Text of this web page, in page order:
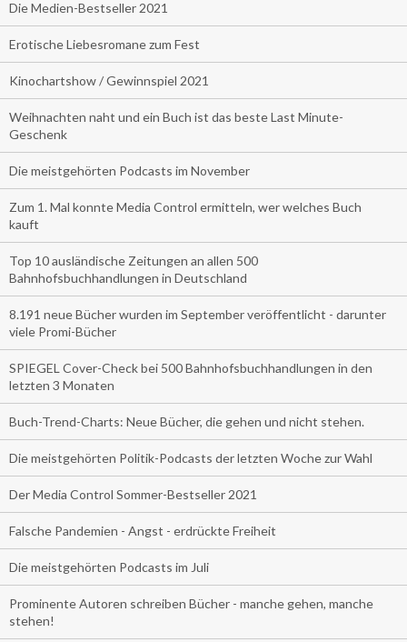
Die Medien-Bestseller 2021
Erotische Liebesromane zum Fest
Kinochartshow / Gewinnspiel 2021
Weihnachten naht und ein Buch ist das beste Last Minute-
Geschenk
Die meistgehörten Podcasts im November
Zum 1. Mal konnte Media Control ermitteln, wer welches Buch
kauft
Top 10 ausländische Zeitungen an allen 500
Bahnhofsbuchhandlungen in Deutschland
8.191 neue Bücher wurden im September veröffentlicht - darunter
viele Promi-Bücher
SPIEGEL Cover-Check bei 500 Bahnhofsbuchhandlungen in den
letzten 3 Monaten
Buch-Trend-Charts: Neue Bücher, die gehen und nicht stehen.
Die meistgehörten Politik-Podcasts der letzten Woche zur Wahl
Der Media Control Sommer-Bestseller 2021
Falsche Pandemien - Angst - erdrückte Freiheit
Die meistgehörten Podcasts im Juli
Prominente Autoren schreiben Bücher - manche gehen, manche
stehen!